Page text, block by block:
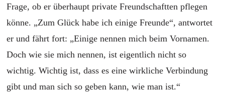
Frage, ob er überhaupt private Freundschaftten pflegen
könne. „Zum Glück habe ich einige Freunde“, antwortet
er und fährt fort: „Einige nennen mich beim Vornamen.
Doch wie sie mich nennen, ist eigentlich nicht so
wichtig. Wichtig ist, dass es eine wirkliche Verbindung
gibt und man sich so geben kann, wie man ist.“